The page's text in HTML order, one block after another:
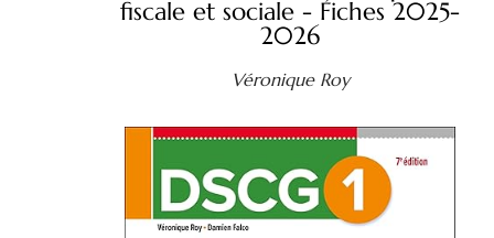
fiscale et sociale - Fiches 2025-
2026
Véronique Roy